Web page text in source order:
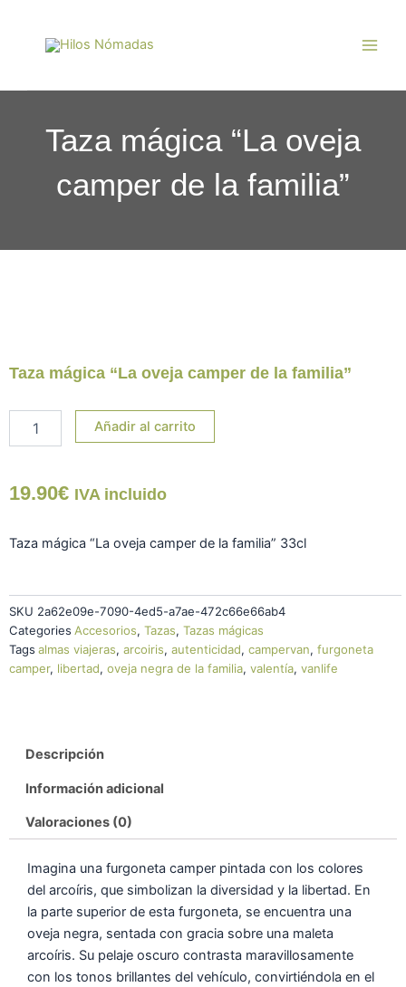
contenido
Taza mágica “La oveja
camper de la familia”
Taza mágica “La oveja camper de la familia”
mágica
camper
familia"
Añadir al carrito
19.90€ IVA incluido
Taza mágica “La oveja camper de la familia” 33cl
SKU 2a62e09e-7090-4ed5-a7ae-472c66e66ab4
Categories Accesorios, Tazas, Tazas mágicas
Tags almas viajeras, arcoiris, autenticidad, campervan, furgoneta
camper, libertad, oveja negra de la familia, valentía, vanlife
Descripción
Información adicional
Valoraciones (0)
Imagina una furgoneta camper pintada con los colores
del arcoíris, que simbolizan la diversidad y la libertad. En
la parte superior de esta furgoneta, se encuentra una
oveja negra, sentada con gracia sobre una maleta
arcoíris. Su pelaje oscuro contrasta maravillosamente
con los tonos brillantes del vehículo, convirtiéndola en el